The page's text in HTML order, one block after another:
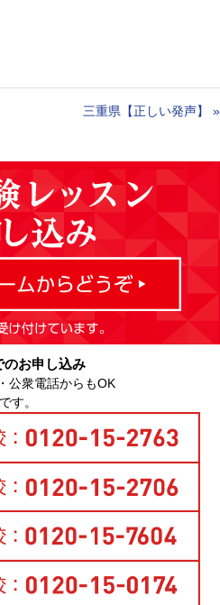
三重県【正しい発声】 »
のお申し込み
公衆電話からもOK
です。